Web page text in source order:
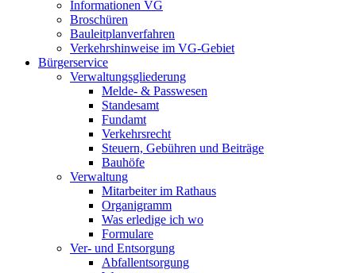
Informationen VG
Broschüren
Bauleitplanverfahren
Verkehrshinweise im VG-Gebiet
Bürgerservice
Verwaltungsgliederung
Melde- & Passwesen
Standesamt
Fundamt
Verkehrsrecht
Steuern, Gebühren und Beiträge
Bauhöfe
Verwaltung
Mitarbeiter im Rathaus
Organigramm
Was erledige ich wo
Formulare
Ver- und Entsorgung
Abfallentsorgung